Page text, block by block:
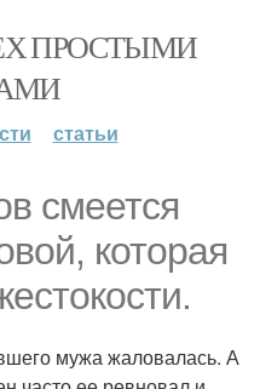
ПРОСТЫМИ
статьи
смеется
которая
мужа жаловалась. А